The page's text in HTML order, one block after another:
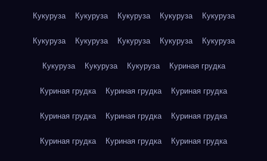
Кукуруза Кукуруза Кукуруза Кукуруза Кукуруза
Кукуруза Кукуруза Кукуруза Кукуруза Кукуруза
Кукуруза Кукуруза Кукуруза Куриная грудка
Куриная грудка Куриная грудка Куриная грудка
Куриная грудка Куриная грудка Куриная грудка
Куриная грудка Куриная грудка Куриная грудка